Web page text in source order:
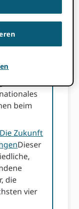
zur
beim
Zukunft
Dieser
die
vier